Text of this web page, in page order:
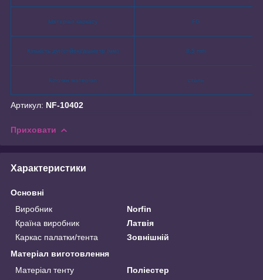
Матеріал каркасу FG
Кількість дуг(стійок)/діаметр (мм) 8,5 mm
Кілочки матеріал сталь
Артикул: NF-10402
Приховати
Характеристики
Основні
Виробник
Norfin
Країна виробник
Латвія
Каркас палатки/тента
Зовнішній
Матеріал виготовлення
Матеріал тенту
Поліестер